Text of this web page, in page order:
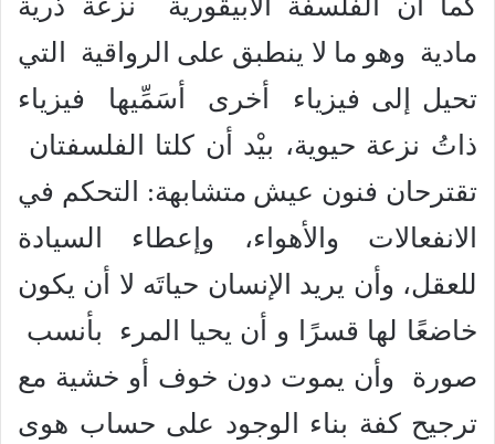
كما أن الفلسفة الأبيقورية نزعة ذرية
مادية وهو ما لا ينطبق على الرواقية التي
تحيل إلى فيزياء أخرى أسَمِّيها فيزياء
ذاتُ نزعة حيوية، بيْد أن كلتا الفلسفتان
تقترحان فنون عيش متشابهة: التحكم في
الانفعالات والأهواء، وإعطاء السيادة
للعقل، وأن يريد الإنسان حياتَه لا أن يكون
خاضعًا لها قسرًا و أن يحيا المرء بأنسب
صورة وأن يموت دون خوف أو خشية مع
ترجيح كفة بناء الوجود على حساب هوى